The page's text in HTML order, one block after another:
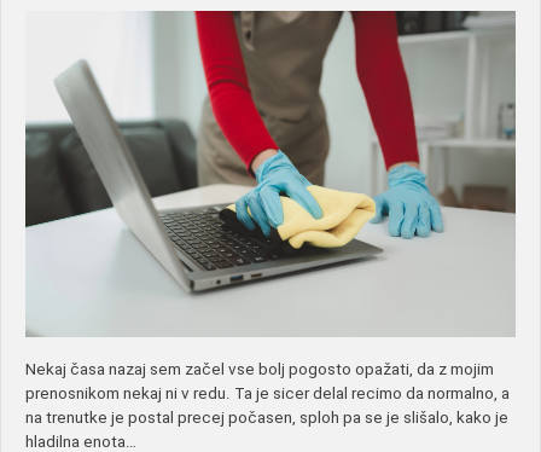
Nekaj časa nazaj sem začel vse bolj pogosto opažati, da z mojim
prenosnikom nekaj ni v redu. Ta je sicer delal recimo da normalno, a
na trenutke je postal precej počasen, sploh pa se je slišalo, kako je
hladilna enota…